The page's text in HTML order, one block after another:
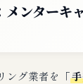
メンターキ
ング業者を「